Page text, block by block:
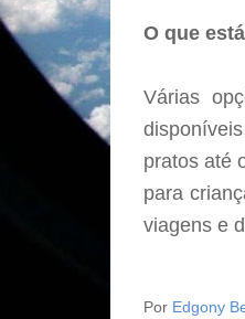
O que
Várias
pratos até
para
viagens e
Por Edgony